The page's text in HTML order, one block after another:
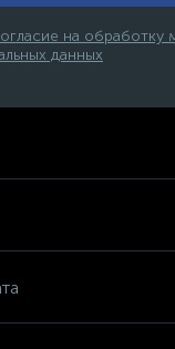
на обработку
данных